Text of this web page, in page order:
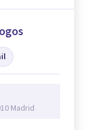
Madrid